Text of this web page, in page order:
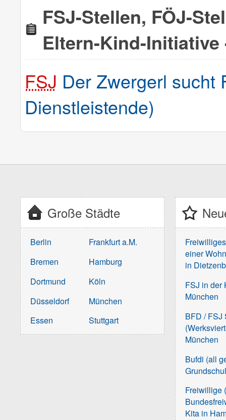
FSJ-Stellen, FÖJ-
Eltern-Kind-Initiative
FSJ Der Zwergerl sucht
Dienstleistende)
Große Städte
Berlin
Bremen
Dortmund
Düsseldorf
Essen
Frankfurt a.M.
Hamburg
Köln
München
Stuttgart
einer
in
FSJ in der
München
BFD / FSJ
München
Bufdi (all
Freiwillige
Kita in